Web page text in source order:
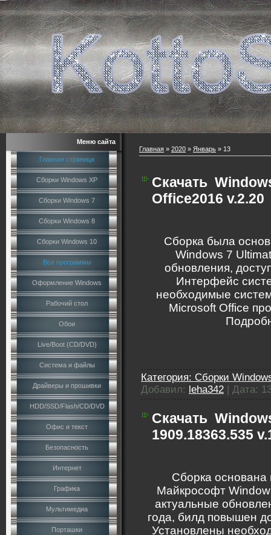
Меню сайта
Главная страница
Сборки Windows XP
Сборки Windows 7
Сборки Windows 8
Сборки Windows 10
Все программы
Оформление Windows
Рабочий стол
Обои
Live/Boot (CD/DVD)
Система и файлы
Драйверы и прошивки
HDD/SSD/Flash/CD/DVD
Офис и текст
Безопасность
Интернет
Графика
Мультимедиа
Порташки
Главная » 2020 » Январь » 13
Скачать
Office2016 v.2.20
Сборка была
Windows 7
обновления,
Интерфейс
необходимые
Microsoft Office
Категория: Сборки
Добавил: leha342 Дата:
Скачать
1909.18363.535
Сборка основана
Майкрософт
актуальные
года, билд повышен
Установлены